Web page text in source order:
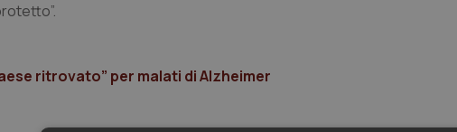
ritrovato” per malati di Alzheimer